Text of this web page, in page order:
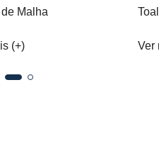
Malha
(+) Ver